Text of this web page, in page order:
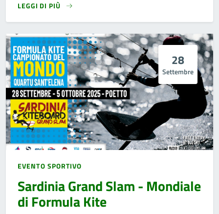
LEGGI DI PIÙ
28
Settembre
EVENTO SPORTIVO
Sardinia Grand Slam - Mondiale
di Formula Kite